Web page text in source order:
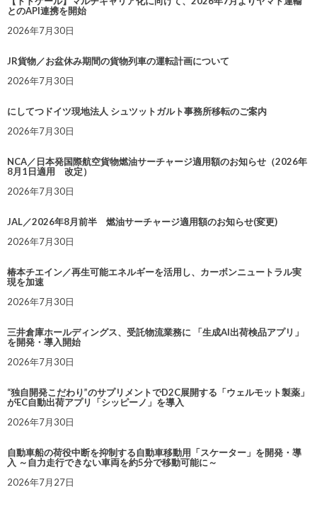
とのAPI連携を開始
2026年7月30日
JR貨物／お盆休み期間の貨物列車の運転計画について
2026年7月30日
にしてつドイツ現地法人 シュツットガルト事務所移転のご案内
2026年7月30日
NCA／日本発国際航空貨物燃油サーチャージ適用額のお知らせ（2026年
8月1日適用 改定）
2026年7月30日
JAL／2026年8月前半 燃油サーチャージ適用額のお知らせ(変更)
2026年7月30日
椿本チエイン／再生可能エネルギーを活用し、カーボンニュートラル実
現を加速
2026年7月30日
三井倉庫ホールディングス、受託物流業務に 「生成AI出荷検品アプリ」
を開発・導入開始
2026年7月30日
“独自開発こだわり”のサプリメントでD2C展開する「ウェルモット製薬」
がEC自動出荷アプリ「シッピーノ」を導入
2026年7月30日
自動車船の荷役中断を抑制する自動車移動用「スケーター」を開発・導
入 ～自力走行できない車両を約5分で移動可能に～
2026年7月27日